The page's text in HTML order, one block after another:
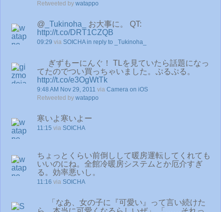
Retweeted by watappo
@ _Tukinoha_
お大事に。 QT:
http://t.co/DRT1CZQB
09:29 via SOICHA in reply to _Tukinoha_
ぎずもーにんぐ！ TLを見ていたら話題になっ
てたのでつい買っちゃいました。ぷるぷる。
http://t.co/e3OgWtTk
9:48 AM Nov 29, 2011 via Camera on iOS
Retweeted by watappo
寒いよ寒いよー
11:15 via SOICHA
ちょっとくらい前倒しして暖房運転してくれても
いいのにね。全館冷暖房システムとか厄介すぎ
る。効率悪いし。
11:16 via SOICHA
「なあ、女の子に『可愛い』って言い続けた